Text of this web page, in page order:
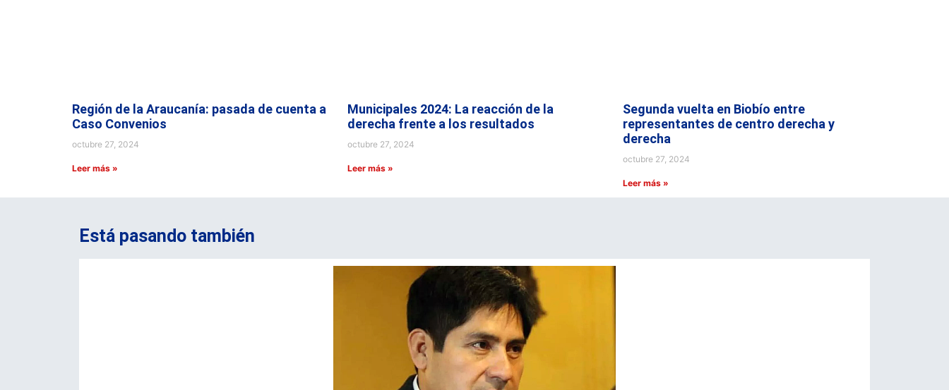
Región de la Araucanía: pasada de cuenta a
Caso Convenios
octubre 27, 2024
Leer más »
Municipales 2024: La reacción de la
derecha frente a los resultados
octubre 27, 2024
Leer más »
Segunda vuelta en Biobío entre
representantes de centro derecha y
derecha
octubre 27, 2024
Leer más »
Está pasando también